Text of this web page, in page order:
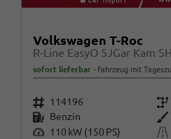
Volkswagen T-Roc
R-Line EasyO 5JGar Kam
sofort lieferbar Fahrzeug mit
Fahrzeugnr. 114196 Getriebe
Kraftstoff Benzin Außenfarbe
Leistung 110 kW (150 PS) Kilometerstand